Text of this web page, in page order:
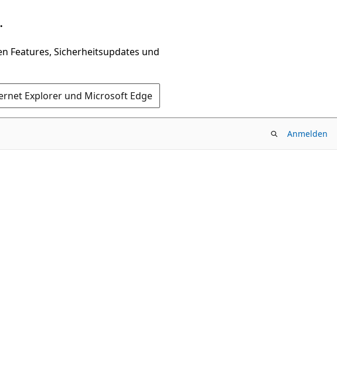
Features, Sicherheitsupdates und
Explorer und Microsoft Edge
Anmelden